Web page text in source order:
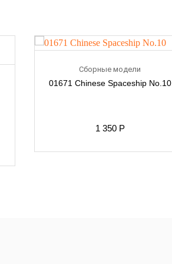
Сборные модели
01671 Chinese Spaceship No.10
1 350 Р